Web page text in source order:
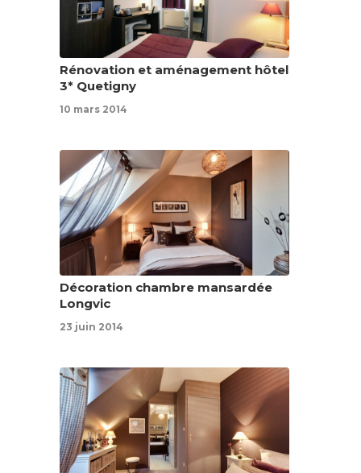
Rénovation et aménagement hôtel
3* Quetigny
10 mars 2014
Décoration chambre mansardée
Longvic
23 juin 2014